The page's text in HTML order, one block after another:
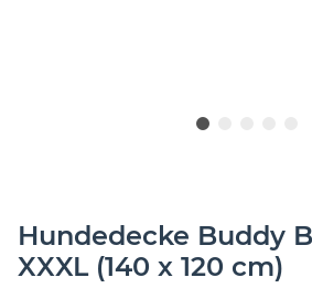
Hundedecke Buddy
XXXL (140 x 120 cm)